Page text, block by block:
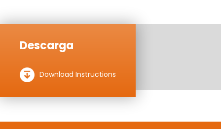
Descarga
Download Instructions